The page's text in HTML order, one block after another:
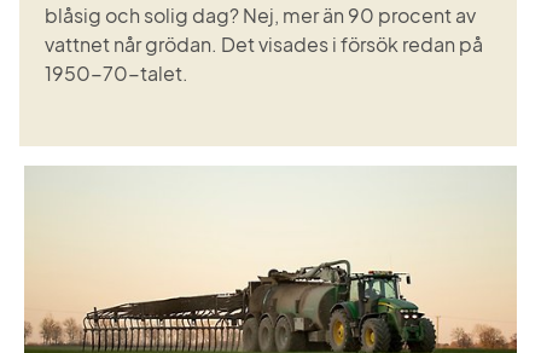
blåsig och solig dag? Nej, mer än 90 procent av
vattnet når grödan. Det visades i försök redan på
1950-70-talet.